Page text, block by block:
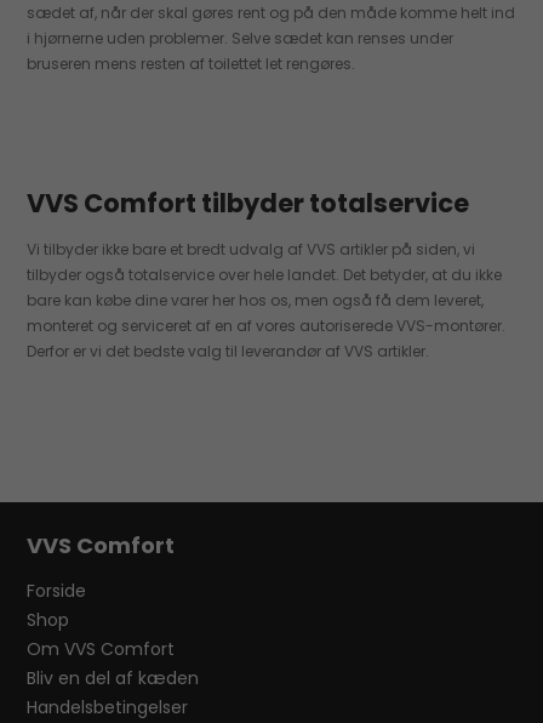
sædet af, når der skal gøres rent og på den måde komme helt ind
i hjørnerne uden problemer. Selve sædet kan renses under
bruseren mens resten af toilettet let rengøres.
VVS Comfort tilbyder totalservice
Vi tilbyder ikke bare et bredt udvalg af VVS artikler på siden, vi
tilbyder også totalservice over hele landet. Det betyder, at du ikke
bare kan købe dine varer her hos os, men også få dem leveret,
monteret og serviceret af en af vores autoriserede VVS-montører.
Derfor er vi det bedste valg til leverandør af VVS artikler.
VVS Comfort
Forside
Shop
Om VVS Comfort
Bliv en del af kæden
Handelsbetingelser